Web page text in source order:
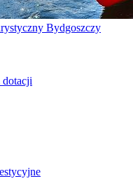
Bydgoszczy
dotacji